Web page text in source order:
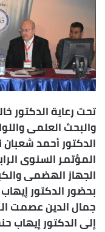
تحت رعاية الدكتور
والبحث العلمى
الدكتور أحمد شعبان
المؤتمر السنوى
الجهاز الهضمى
بحضور الدكتور
جمال الدين عصمت
إلى الدكتور إيهاب